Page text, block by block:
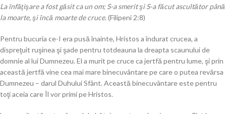
La înfăţişare a fost găsit ca un om; S-a smerit şi S-a făcut ascultător până
la moarte, şi încă moarte de cruce. (Filipeni 2:8)
Pentru bucuria ce-I era pusă înainte, Hristos a îndurat crucea, a
dispreţuit ruşinea şi şade pentru totdeauna la dreapta scaunului de
domnie al lui Dumnezeu. El a murit pe cruce ca jertfă pentru lume, şi prin
această jertfă vine cea mai mare binecuvântare pe care o putea revărsa
Dumnezeu – darul Duhului Sfânt. Această binecuvântare este pentru
toţi aceia care Îl vor primi pe Hristos.